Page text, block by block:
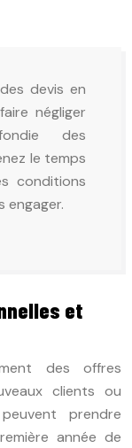
devis en
négliger
des
le temps
conditions
engager.
et
des offres
clients ou
prendre
année de